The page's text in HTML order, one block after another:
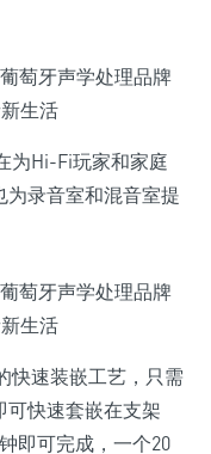
为Hi-Fi玩家和家庭
录音室和混音室提
快速装嵌工艺，只需
可快速套嵌在支架
即可完成，一个20